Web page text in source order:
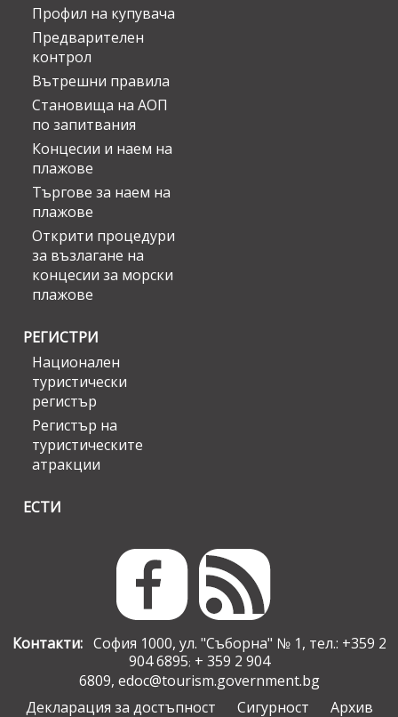
Профил на купувача
Предварителен
контрол
Вътрешни правила
Становища на АОП
по запитвания
Концесии и наем на
плажове
Търгове за наем на
плажове
Открити процедури
за възлагане на
концесии за морски
плажове
РЕГИСТРИ
Национален
туристически
регистър
Регистър на
туристическите
атракции
ЕСТИ
Контакти:София 1000, ул. "Съборна" № 1, тел.: +359 2
904 6895; + 359 2 904
6809, edoc@tourism.government.bg
Декларация за достъпност
Сигурност
Архив